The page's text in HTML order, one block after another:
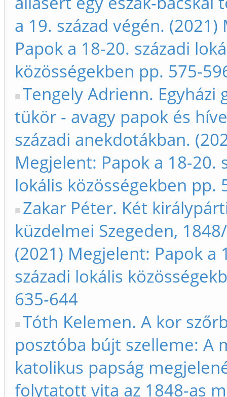
a 19. század végén.
Papok a 18-20. századi
közösségekben pp. 575-
Tengely Adrienn. Egyházi
tükör - avagy papok és
századi anekdotákban.
Megjelent: Papok a 18-20.
lokális közösségekben pp.
Zakar Péter. Két
küzdelmei Szegeden,
(2021) Megjelent: Papok a
századi lokális
635-644
Tóth Kelemen. A kor
posztóba bújt szelleme: A
katolikus papság
folytatott vita az 1848-as